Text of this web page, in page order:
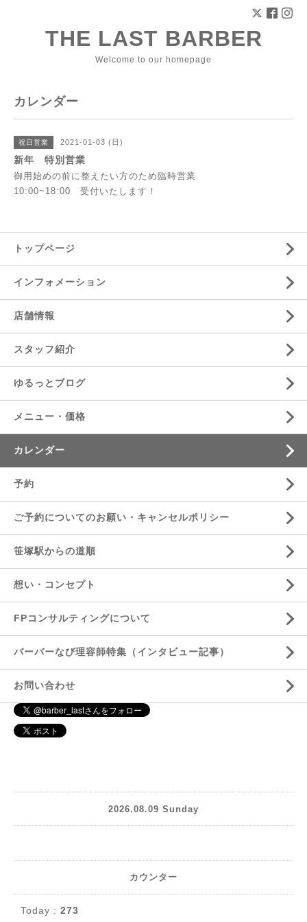
THE LAST BARBER
Welcome to our homepage
カレンダー
祝日営業 2021-01-03 (日)
新年 特別営業
御用始めの前に整えたい方のため臨時営業
10:00~18:00 受付いたします！
トップページ
インフォメーション
店舗情報
スタッフ紹介
ゆるっとブログ
メニュー・価格
カレンダー
予約
ご予約についてのお願い・キャンセルポリシー
笹塚駅からの道順
想い・コンセプト
FPコンサルティングについて
バーバーなび理容師特集（インタビュー記事）
お問い合わせ
2026.08.09 Sunday
カウンター
Today : 273